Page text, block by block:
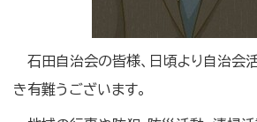
石田自治会の皆様、日頃より自治会
き有難うございます。